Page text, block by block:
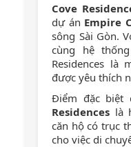
Cove
dự án Empire
sông Sài Gòn.
cùng hệ
Residences là
được yêu thích
Điểm đặc biệt
Residences là
căn hộ có trục
cho việc di